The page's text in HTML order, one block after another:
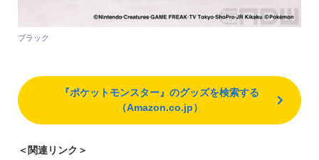
ブラック
『ポケットモンスター』のグッズを検索する
（Amazon.co.jp）
＜関連リンク＞